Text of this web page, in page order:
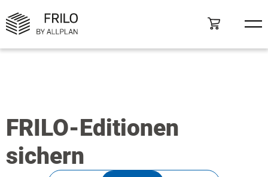
FRILO-Editionen
sichern